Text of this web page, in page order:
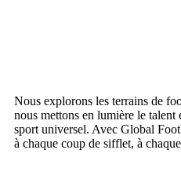
Nous explorons les terrains de
nous mettons en lumière le talent
sport universel. Avec Global
à chaque coup de sifflet, à